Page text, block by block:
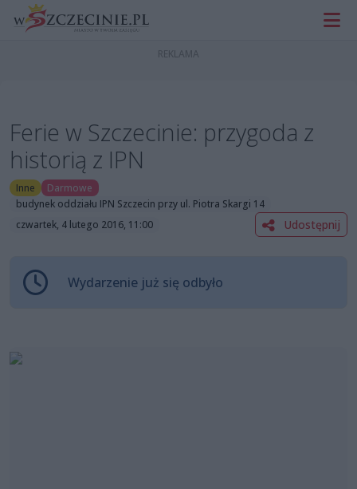
Ferie w Szczecinie: przygoda z
historią z IPN
Inne
Darmowe
budynek oddziału IPN Szczecin przy ul. Piotra Skargi 14
czwartek, 4 lutego 2016, 11:00
Udostępnij
Wydarzenie już się odbyło